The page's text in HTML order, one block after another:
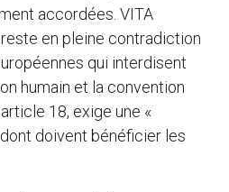
accordées. VITA
en pleine contradiction
qui interdisent
humain et la convention
18, exige une «
doivent bénéficier les